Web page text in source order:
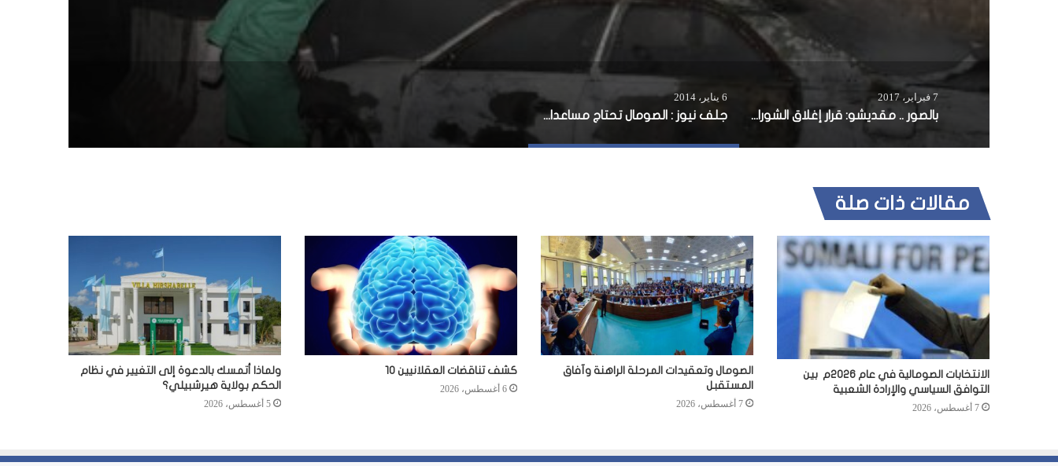
7 فبراير، 2017
بالصور .. مقديشو: قرار إغلاق الشوراع يدخل حيز التنفيذ .. والمواطنون يحبسون أنفاسهم ترقبا للإنتخابات
6 يناير، 2014
جلف نيوز : الصومال تحتاج مساعدات دولية بنّاءة
مقالات ذات صلة
الانتخابات الصومالية في عام 2026م بين
التوافق السياسي والإرادة الشعبية
7 أغسطس، 2026
الصومال وتعقيدات المرحلة الراهنة وآفاق
المستقبل
7 أغسطس، 2026
كشف تناقضات العقلانيين 10
6 أغسطس، 2026
ولماذا أتمسك بالدعوة إلى التغيير في نظام
الحكم بولاية هيرشبيلي؟
5 أغسطس، 2026